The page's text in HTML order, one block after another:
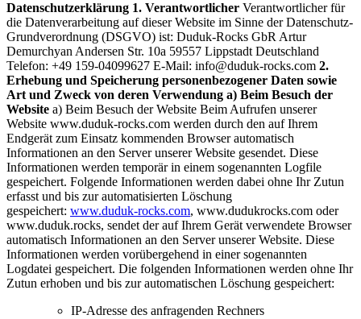
Datenschutzerklärung 1. Verantwortlicher Verantwortlicher für
die Datenverarbeitung auf dieser Website im Sinne der Datenschutz-
Grundverordnung (DSGVO) ist: Duduk-Rocks GbR Artur
Demurchyan Andersen Str. 10a 59557 Lippstadt Deutschland
Telefon: +49 159-04099627 E-Mail: info@duduk-rocks.com 2.
Erhebung und Speicherung personenbezogener Daten sowie
Art und Zweck von deren Verwendung a) Beim Besuch der
Website a) Beim Besuch der Website Beim Aufrufen unserer
Website www.duduk-rocks.com werden durch den auf Ihrem
Endgerät zum Einsatz kommenden Browser automatisch
Informationen an den Server unserer Website gesendet. Diese
Informationen werden temporär in einem sogenannten Logfile
gespeichert. Folgende Informationen werden dabei ohne Ihr Zutun
erfasst und bis zur automatisierten Löschung
gespeichert: www.duduk-rocks.com, www.dudukrocks.com oder
www.duduk.rocks, sendet der auf Ihrem Gerät verwendete Browser
automatisch Informationen an den Server unserer Website. Diese
Informationen werden vorübergehend in einer sogenannten
Logdatei gespeichert. Die folgenden Informationen werden ohne Ihr
Zutun erhoben und bis zur automatischen Löschung gespeichert:
IP-Adresse des anfragenden Rechners